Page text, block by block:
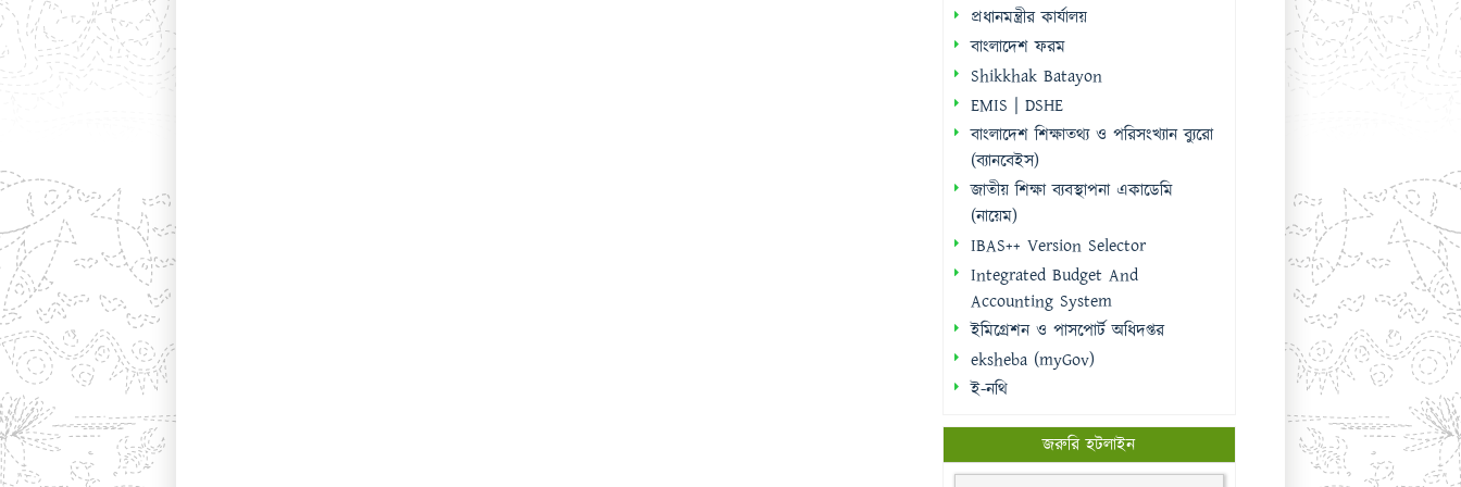
জাতীয় বিশ্ববিদ্যালয়
রাজশাহী শিক্ষা বোর্ড
জনপ্রশাসন মন্ত্রণালয়
প্রধানমন্ত্রীর কার্যালয়
বাংলাদেশ ফরম
Shikkhak Batayon
EMIS | DSHE
বাংলাদেশ শিক্ষাতথ্য ও পরিসংখ্যান ব্যুরো
(ব্যানবেইস)
জাতীয় শিক্ষা ব্যবস্থাপনা একাডেমি
(নায়েম)
IBAS++ Version Selector
Integrated Budget And
Accounting System
ইমিগ্রেশন ও পাসপোর্ট অধিদপ্তর
eksheba (myGov)